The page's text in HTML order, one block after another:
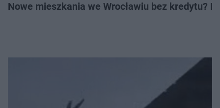
Nowe mieszkania we Wrocławiu bez kredytu?